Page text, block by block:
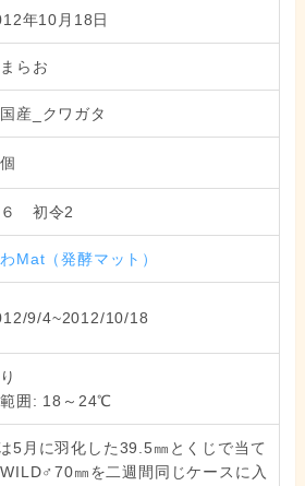
年10月18日
らお
産_クワガタ
個
初令2
Mat（発酵マット）
9/4~2012/10/18
囲: 18～24℃
5月に羽化した39.5㎜とくじで当て
㎜を二週間同じケースに入